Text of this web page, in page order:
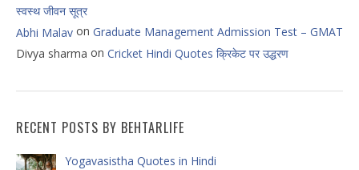
स्वस्थ जीवन सूत्र
Abhi Malav on Graduate Management Admission Test – GMAT
Divya sharma on Cricket Hindi Quotes क्रिकेट पर उद्धरण
RECENT POSTS BY BEHTARLIFE
Yogavasistha Quotes in Hindi